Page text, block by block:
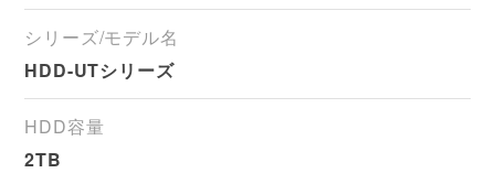
シリーズ/モデル名
HDD-UTシリーズ
HDD容量
2TB